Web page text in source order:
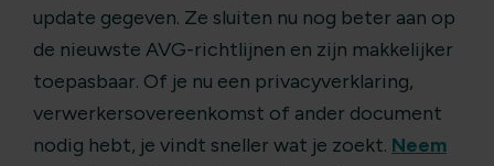
update gegeven. Ze sluiten nu nog beter aan op
de nieuwste AVG-richtlijnen en zijn makkelijker
toepasbaar. Of je nu een privacyverklaring,
verwerkersovereenkomst of ander document
nodig hebt, je vindt sneller wat je zoekt. Neem